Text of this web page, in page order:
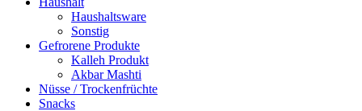
Haushaltsware
Sonstig
Gefrorene Produkte
Kalleh Produkt
Akbar Mashti
Nüsse / Trockenfrüchte
Snacks